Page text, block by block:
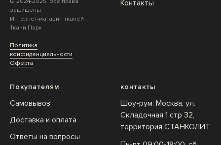
защищены
Интернет-магазин тканей
Ткани Парк
Политика
конфиденциальности
Оферта
Контакты
Покупателям
Самовывоз
Доставка и оплата
Ответы на вопросы
контакты
Шоу-рум: Москва, ул.
Складочная 1 стр 32,
территория СТАНКОЛИТ